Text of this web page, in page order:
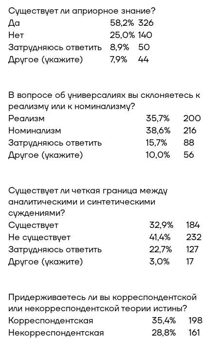
Существует ли априорное знание?
Да
58,2% 326
Нет
25,0% 140
Затрудняюсь ответить
8,9%
50
Другое (укажите)
7,9% 44
В вопросе об универсалиях вы склоняетесь к
реализму или к номинализму?
Реализм
35,7%
200
Номинализм
38,6%
216
Затрудняюсь ответить
15,7%
88
Другое (укажите)
10,0% 56
Существует ли четкая граница между
аналитическими и синтетическими
суждениями?
Существует
32,9%
184
Не существует
41,4%
232
Затрудняюсь ответить
22,7%
127
Другое (укажите)
3,0% 17
Придерживаетесь ли вы корреспондентской
или некорреспондентской теории истины?
Корреспондентская
35,4%
198
Некорреспондентская
28,8%
161